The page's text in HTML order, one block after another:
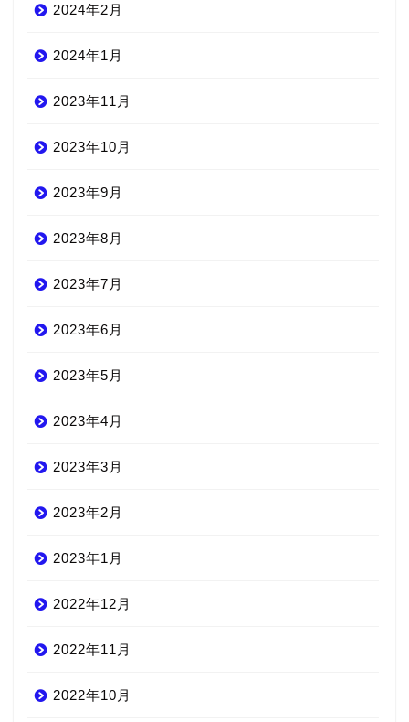
2024年2月
2024年1月
2023年11月
2023年10月
2023年9月
2023年8月
2023年7月
2023年6月
2023年5月
2023年4月
2023年3月
2023年2月
2023年1月
2022年12月
2022年11月
2022年10月